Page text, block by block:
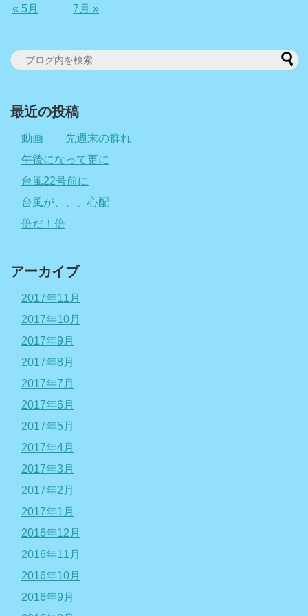
« 5月 7月 »
最近の投稿
動画 先週末の群れ
午後になって更に
台風22号前に
台風が、、、心配
倍だ！倍
アーカイブ
2017年11月
2017年10月
2017年9月
2017年8月
2017年7月
2017年6月
2017年5月
2017年4月
2017年3月
2017年2月
2017年1月
2016年12月
2016年11月
2016年10月
2016年9月